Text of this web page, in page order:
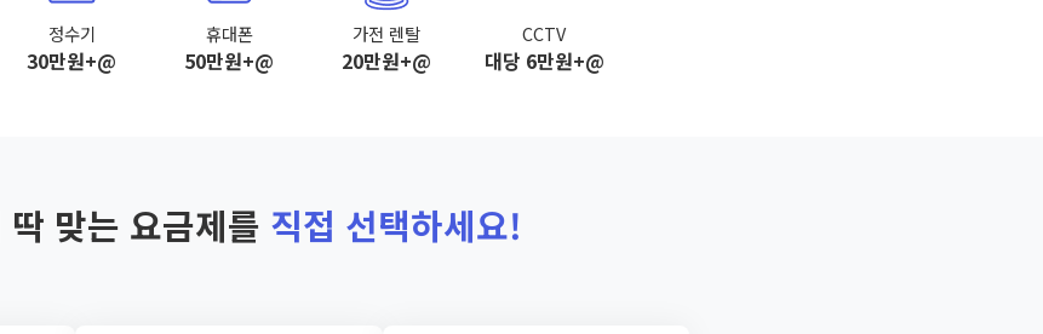
정수기
30만원+@
휴대폰
50만원+@
가전 렌탈
20만원+@
CCTV
대당 6만원+@
딱 맞는 요금제를 직접 선택하세요!